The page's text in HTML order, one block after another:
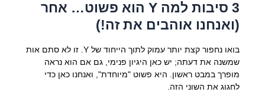
3 סיבות למה Y הוא פשוט… אחר
(ואנחנו אוהבים את זה!)
בואו נחפור קצת יותר עמוק לתוך הייחוד של Y. זו לא סתם אות
שמשנה את דעתה; יש כאן היגיון פנימי, גם אם הוא נראה
מופרך במבט ראשון. היא פשוט "מיוחדת", ואנחנו כאן כדי
לחגוג את השוני הזה.